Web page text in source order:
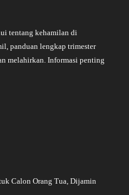
tentang kehamilan di
panduan lengkap trimester
melahirkan. Informasi penting
Calon Orang Tua, Dijamin